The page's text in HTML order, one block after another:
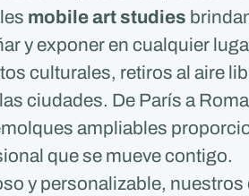
mobile art studies
y exponer en cualquier
culturales, retiros al aire
ciudades. De París a
ampliables
que se mueve contigo.
y personalizable, nuestros